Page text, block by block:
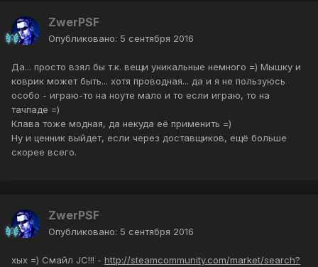
ZwerPSF
Опубликовано: 5 сентября 2016
Да... просто взял бы т.к. вещи уникальные немного =) Мышку и
коврик может быть... хотя проводная... да и я не пользуюсь
особо - играю-то на ноуте мало и то если играю, то на
тачпаде =)
Клава тоже модная, да некуда её применить =)
Ну и ценник выйдет, если через доставщиков, ещё больше
скорее всего.
ZwerPSF
Опубликовано: 5 сентября 2016
хых =) Смайл JC!!! - http://steamcommunity.com/market/search?